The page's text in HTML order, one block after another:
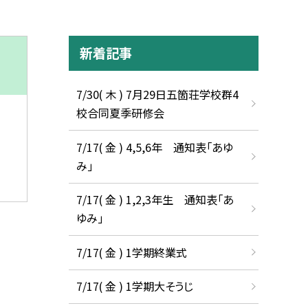
新着記事
7/30( 木 ) 7月29日五箇荘学校群4
校合同夏季研修会
7/17( 金 ) 4,5,6年 通知表「あゆ
み」
7/17( 金 ) 1,2,3年生 通知表「あ
ゆみ」
7/17( 金 ) 1学期終業式
7/17( 金 ) 1学期大そうじ